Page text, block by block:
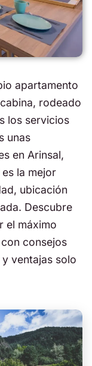
apartamento
rodeado
los servicios
unas
en Arinsal,
la mejor
ubicación
Descubre
el máximo
consejos
ventajas solo